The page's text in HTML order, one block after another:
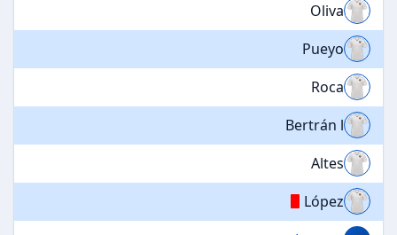
Oliva
Pueyo
Roca
Bertrán l
Altes
López